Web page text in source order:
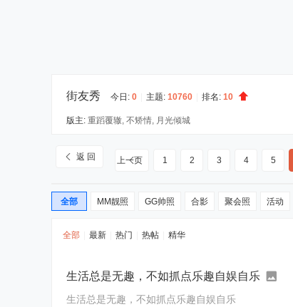
街友秀 今日: 0 主题: 10760 排名: 10
版主: 重蹈覆辙, 不矫情, 月光倾城
返 回 上一页 1 2 3 4 5
全部 MM靓照 GG帅照 合影 聚会照 活动
全部 最新 热门 热帖 精华
生活总是无趣，不如抓点乐趣自娱自乐
生活总是无趣，不如抓点乐趣自娱自乐